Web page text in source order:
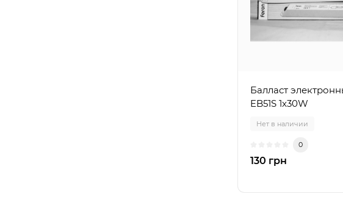
Балласт
EB51S 1x30W
Нет в наличии
0
130 грн